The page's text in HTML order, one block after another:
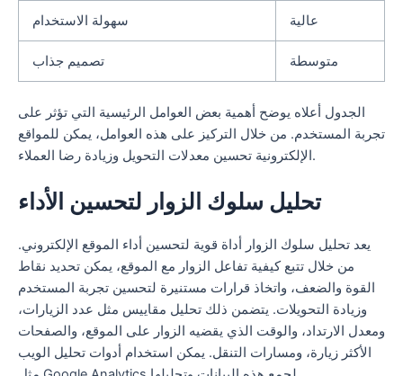
سهولة الاستخدام عالية
تصميم جذاب متوسطة
الجدول أعلاه يوضح أهمية بعض العوامل الرئيسية التي تؤثر على
تجربة المستخدم. من خلال التركيز على هذه العوامل، يمكن للمواقع
الإلكترونية تحسين معدلات التحويل وزيادة رضا العملاء.
تحليل سلوك الزوار لتحسين الأداء
يعد تحليل سلوك الزوار أداة قوية لتحسين أداء الموقع الإلكتروني.
من خلال تتبع كيفية تفاعل الزوار مع الموقع، يمكن تحديد نقاط
القوة والضعف، واتخاذ قرارات مستنيرة لتحسين تجربة المستخدم
وزيادة التحويلات. يتضمن ذلك تحليل مقاييس مثل عدد الزيارات،
ومعدل الارتداد، والوقت الذي يقضيه الزوار على الموقع، والصفحات
الأكثر زيارة، ومسارات التنقل. يمكن استخدام أدوات تحليل الويب